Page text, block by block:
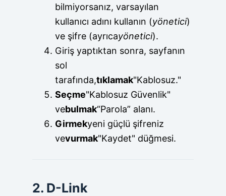
bilmiyorsanız, varsayılan
kullanıcı adını kullanın (yönetici)
ve şifre (ayrıcayönetici).
Giriş yaptıktan sonra, sayfanın
sol
tarafında,tıklamak"Kablosuz."
Seçme"Kablosuz Güvenlik"
vebulmak“Parola” alanı.
Girmekyeni güçlü şifreniz
vevurmak"Kaydet" düğmesi.
2. D-Link